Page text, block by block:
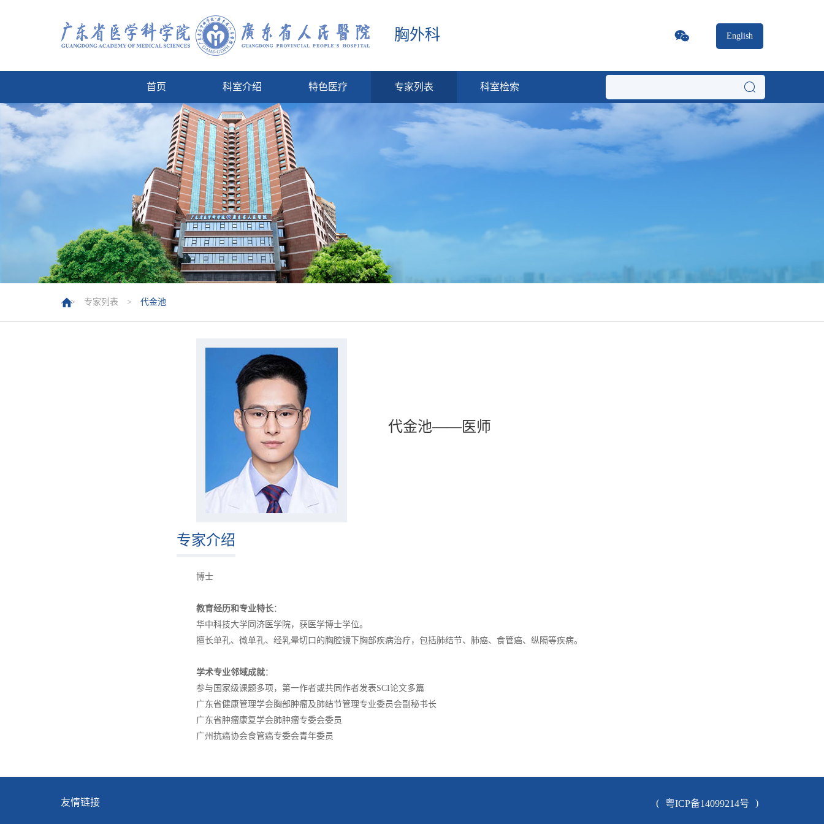
胸外科 English
首页 科室介绍 特色医疗 专家列表 科室检索
> 专家列表 > 代金池
代金池——医师
专家介绍
博士
教育经历和专业特长：
华中科技大学同济医学院，获医学博士学位。
擅长单孔、微单孔、经乳晕切口的胸腔镜下胸部疾病治疗，包括肺结节、肺癌、食管癌、纵隔等疾病。
学术专业邻域成就：
参与国家级课题多项，第一作者或共同作者发表SCI论文多篇
广东省健康管理学会胸部肿瘤及肺结节管理专业委员会副秘书长
广东省肿瘤康复学会肺肿瘤专委会委员
广州抗癌协会食管癌专委会青年委员
友情链接 ( 粤ICP备14099214号 )